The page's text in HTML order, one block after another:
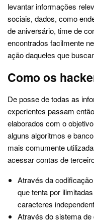
levantar informações
sociais, dados, como
de aniversário, time de
encontrados facilmente
ação daqueles que
Como os
De posse de todas as
experientes passam
elaborados com o
alguns algoritmos e
mais comumente
acessar contas de
Através da
que tenta por
caracteres
Através do sistema